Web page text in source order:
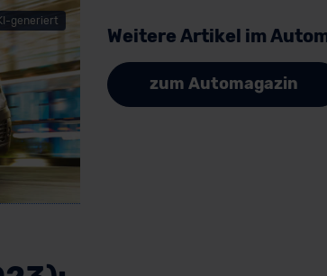
generiert
Weitere Artikel im
zum Automagazin